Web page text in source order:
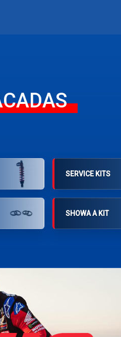
SERVICE KITS
SHOWA A KIT